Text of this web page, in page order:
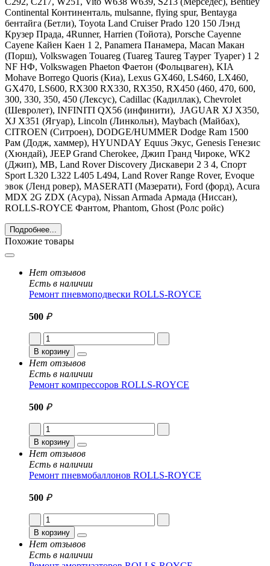
Continental Континенталь, mulsanne, flying spur, Bentayga
бентайга (Бетли), Toyota Land Cruiser Prado 120 150 Лэнд
Крузер Прада, 4Runner, Harrien (Тойота), Porsche Cayenne
Cayene Кайен Каен 1 2, Panamera Панамера, Macan Макан
(Порш), Volkswagen Touareg (Tuareg Taureg Таурег Туарег) 1 2
NF НФ, Volkswagen Phaeton Фаетон (Фольцваген), KIA
Mohave Borrego Quoris (Киа), Lexus GX460, LS460, LX460,
GX470, LS600, RX300 RX330, RX350, RX450 (460, 470, 600,
300, 330, 350, 450 (Лексус), Cadillac (Кадиллак), Сhevrolet
(Шевролет), INFINITI QX56 (инфинити), JAGUAR XJ X350,
XJ X351 (Ягуар), Lincoln (Линкольн), Maybach (Майбах),
CITROEN (Ситроен), DODGE/HUMMER Dodge Ram 1500
Рам (Додж, хаммер), HYUNDAY Equus Экус, Genesis Генезис
(Хюндай), JEEP Grand Cherokee, Джип Гранд Чироке, WK2
(Джип), MB, Land Rover Discovery Дискавери 2 3 4, Спорт
Sport L320 L322 L405 L494, Land Rover Range Rover, Evoque
эвок (Ленд ровер), MASERATI (Мазерати), Ford (форд), Acura
MDX 2G ZDX (Асура), Nissan Armada Армада (Ниссан),
ROLLS-ROYCE Фантом, Phantom, Ghost (Ролс ройс)
Подробнее...
Похожие товары
Нет отзывов
Есть в наличии
Ремонт пневмоподвески ROLLS-ROYCE
500 ₽
В корзину
Нет отзывов
Есть в наличии
Ремонт компрессоров ROLLS-ROYCE
500 ₽
В корзину
Нет отзывов
Есть в наличии
Ремонт пневмобаллонов ROLLS-ROYCE
500 ₽
В корзину
Нет отзывов
Есть в наличии